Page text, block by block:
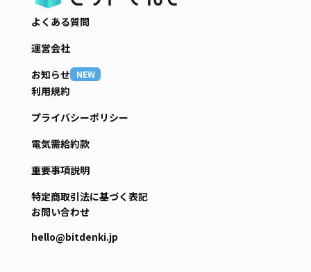
よくある質問
運営会社
お知らせ NEW
利用規約
プライバシーポリシー
電気需給約款
重要事項説明
特定商取引法に基づく表記
お問い合わせ
hello@bitdenki.jp